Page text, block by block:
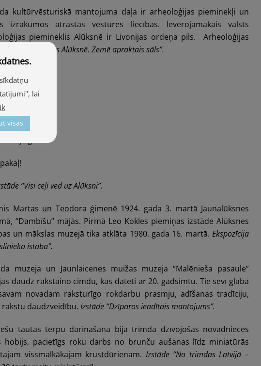
kultūrvēsturiskā mantojuma daļa ir arheoloģijas pieminekļi un
izrakumos atrastās vēstures liecības. Ievērojamākais valsts
piemineklis Alūksnē ir Livonijas ordeņa pils. Arheoloģijas
ordeņa pils Alūksnē. Zemē apraktais sāls”.
skaistā,
kaļ,
“Visi ceļi ved uz Alūksni”.
Martas un Teodora ģimenē 1924. gada 3. martā Jaunalūksnes
“Dambīšu” mājās. Pirmā Leo Kokles piemiņas izstāde Alūksnes
un mākslas muzejā tika atklāta 1980. gada 16. martā. Ekspozīcija
istaba”.
muzeja un Jaunlaicenes muižas muzeja “Malēnieša pasaule”
daudz rakstaino cimdu, kas datēti ar 20. gadsimtu. Tie sevī glabā
novadam raksturīgo rokdarbu prasmju, adīšanas tradīciju,
daudzveidību. Izstāde “Dzīparos ieadītais mantojums”.
tautas tērpu darināšana bija trimdā dzīvojošās novadnieces
hobijs, pacietīgs roku darbs no brunču aušanas līdz miniatūrās
vissmalkākajam krustdūrienam. Izstāde “No trimdas Latvijā –
lai
visas